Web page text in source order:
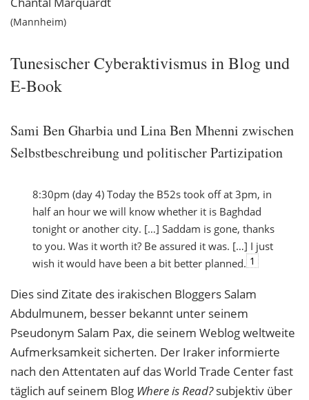
Mannheim
Tunesischer Cyberaktivismus in Blog und
E-Book
Sami Ben Gharbia und Lina Ben Mhenni zwischen
Selbstbeschreibung und politischer Partizipation
8:30pm (day 4) Today the B52s took off at 3pm, in
half an hour we will know whether it is Baghdad
tonight or another city. […] Saddam is gone, thanks
to you. Was it worth it? Be assured it was. […] I just
wish it would have been a bit better planned. 1
Dies sind Zitate des irakischen Bloggers Salam
Abdulmunem, besser bekannt unter seinem
Pseudonym Salam Pax, die seinem Weblog weltweite
Aufmerksamkeit sicherten. Der Iraker informierte
nach den Attentaten auf das World Trade Center fast
täglich auf seinem Blog Where is Read?subjektiv über